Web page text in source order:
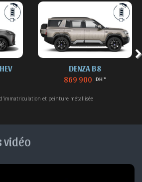
DENZA B8
869 900 DH *
et peinture métallisée
vidéo